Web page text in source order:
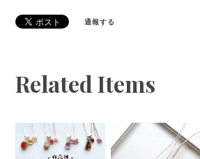
通報する
Related Items